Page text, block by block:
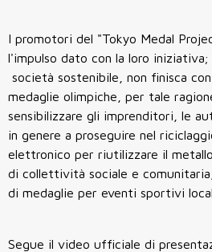
I promotori del "Tokyo Medal
l'impulso dato con la loro
società sostenibile, non finisca
medaglie olimpiche, per tale
sensibilizzare gli imprenditori, le
in genere a proseguire nel
elettronico per riutilizzare il
di collettività sociale e
di medaglie per eventi sportivi
Segue il video ufficiale di